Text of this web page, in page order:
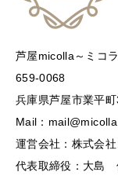
芦屋micolla～ミコラ
659-0068
兵庫県芦屋市業平
Mail：
運営会社：株式会社
代表取締役：大島